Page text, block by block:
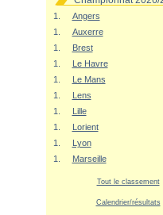
1. Angers
1.
Auxerre
1.
Brest
1.
Le Havre
1.
Le Mans
1.
Lens
1.
Lille
1.
Lorient
1.
Lyon
1.
Marseille
Tout le classement
Calendrier/résultats